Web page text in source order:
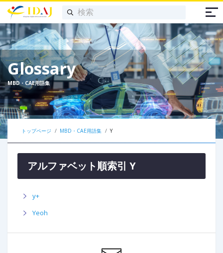
Glossary
MBD・CAE用語集
トップページ MBD・CAE用語集 Y
アルファベット順索引 Y
y+
Yeoh